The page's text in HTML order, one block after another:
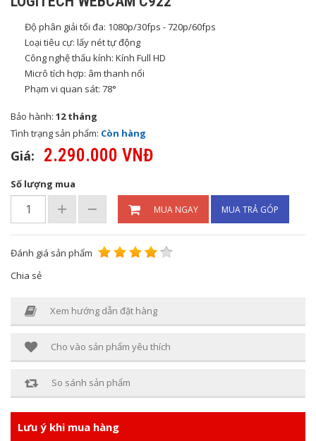
Độ phân giải tối đa: 1080p/30fps - 720p/60fps
Loại tiêu cự: lấy nét tự động
Công nghệ thấu kính: Kính Full HD
Micrô tích hợp: âm thanh nổi
Phạm vi quan sát: 78°
Bảo hành: 12 tháng
Tình trạng sản phẩm: Còn hàng
Giá: 2.290.000 VNĐ
Số lượng mua
MUA NGAY MUA TRẢ GÓP
Đánh giá sản phẩm
Chia sẻ
Xem hướng dẫn đặt hàng
Cho vào sản phẩm yêu thích
So sánh sản phẩm
Lưu ý khi mua hàng